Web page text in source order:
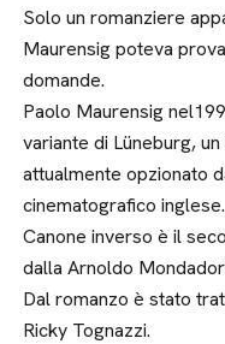
Solo un romanziere
Maurensig poteva
domande.
Paolo Maurensig
variante di Lüneburg,
attualmente opzionato
cinematografico inglese.
Canone inverso è il
dalla Arnoldo
Dal romanzo è stato
Ricky Tognazzi.